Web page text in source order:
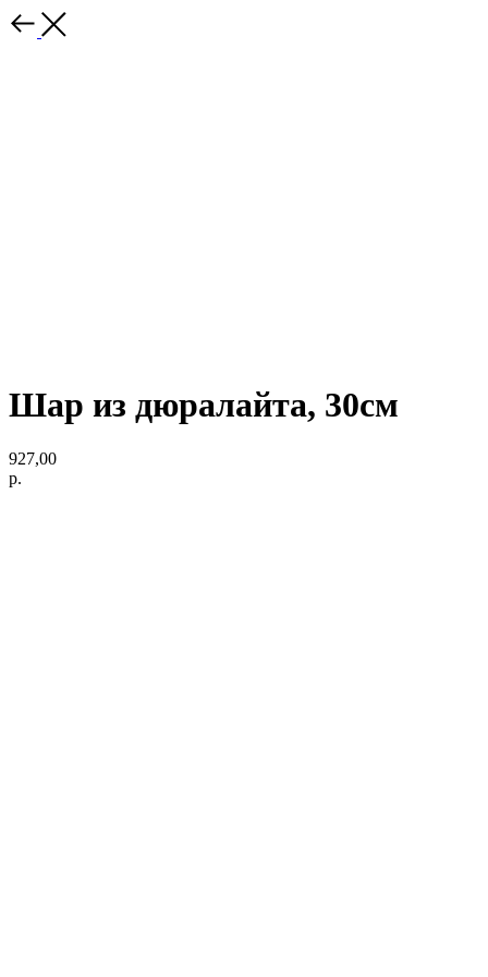
Шар из дюралайта, 30см
927,00
р.